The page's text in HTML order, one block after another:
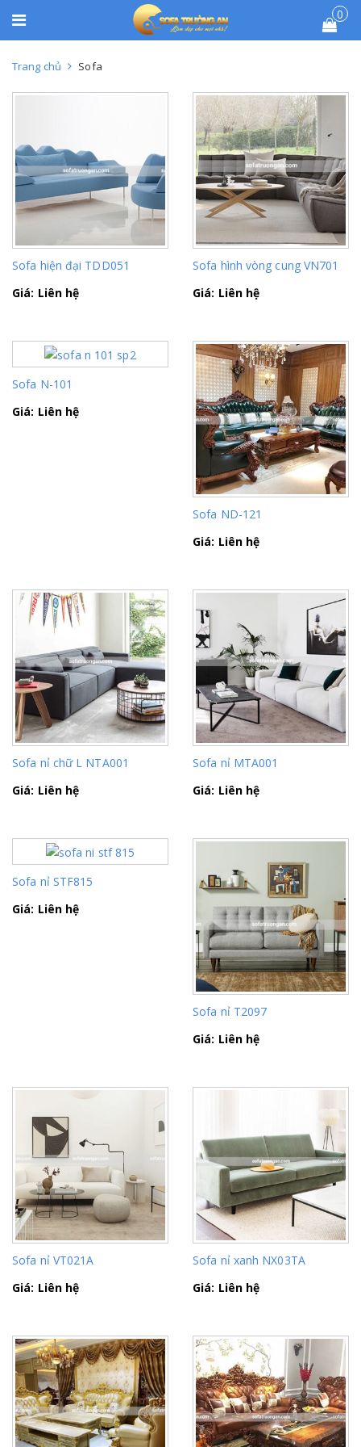
0
Trang chủ Sofa
Sofa hiện đại TDD051
Giá: Liên hệ
Sofa hình vòng cung VN701
Giá: Liên hệ
Sofa N-101
Giá: Liên hệ
Sofa ND-121
Giá: Liên hệ
Sofa nỉ chữ L NTA001
Giá: Liên hệ
Sofa nỉ MTA001
Giá: Liên hệ
Sofa nỉ STF815
Giá: Liên hệ
Sofa nỉ T2097
Giá: Liên hệ
Sofa nỉ VT021A
Giá: Liên hệ
Sofa nỉ xanh NX03TA
Giá: Liên hệ